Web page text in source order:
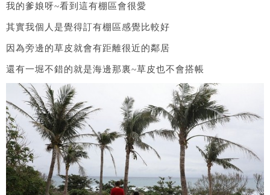
我的爹娘呀~看到這有棚區會很愛
其實我個人是覺得訂有棚區感覺比較好
因為旁邊的草皮就會有距離很近的鄰居
還有一堀不錯的就是海邊那裏~草皮也不會搭帳